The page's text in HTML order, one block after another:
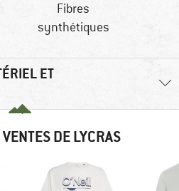
Fibres
synthétiques
ET
DE LYCRAS